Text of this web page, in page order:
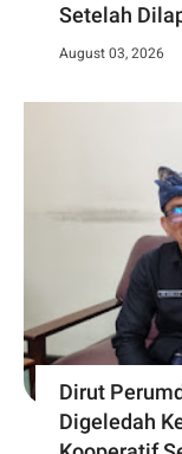
Setelah
August 03, 2026
Dirut
Digeledah